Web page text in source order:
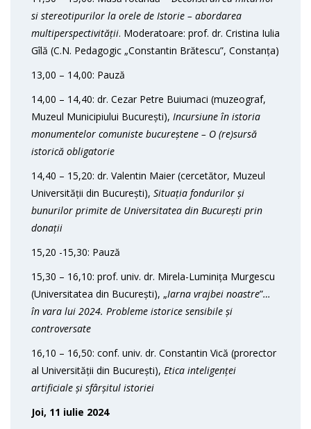
si stereotipurilor la orele de Istorie – abordarea
multiperspectivității. Moderatoare: prof. dr. Cristina Iulia
Gîlă (C.N. Pedagogic „Constantin Brătescu”, Constanța)
13,00 – 14,00: Pauză
14,00 – 14,40: dr. Cezar Petre Buiumaci (muzeograf,
Muzeul Municipiului București), Incursiune în istoria
monumentelor comuniste bucureștene – O (re)sursă
istorică obligatorie
14,40 – 15,20: dr. Valentin Maier (cercetător, Muzeul
Universității din București), Situația fondurilor și
bunurilor primite de Universitatea din București prin
donații
15,20 -15,30: Pauză
15,30 – 16,10: prof. univ. dr. Mirela-Luminița Murgescu
(Universitatea din București), „Iarna vrajbei noastre”…
în vara lui 2024. Probleme istorice sensibile și
controversate
16,10 – 16,50: conf. univ. dr. Constantin Vică (prorector
al Universității din București), Etica inteligenței
artificiale și sfârșitul istoriei
Joi, 11 iulie 2024